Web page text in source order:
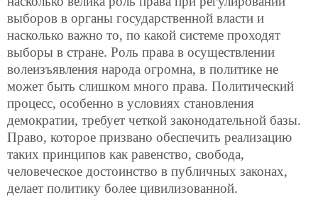
выборов в органы государственной власти и
насколько важно то, по какой системе проходят
выборы в стране. Роль права в осуществлении
волеизъявления народа огромна, в политике не
может быть слишком много права. Политический
процесс, особенно в условиях становления
демократии, требует четкой законодательной базы.
Право, которое призвано обеспечить реализацию
таких принципов как равенство, свобода,
человеческое достоинство в публичных законах,
делает политику более цивилизованной.